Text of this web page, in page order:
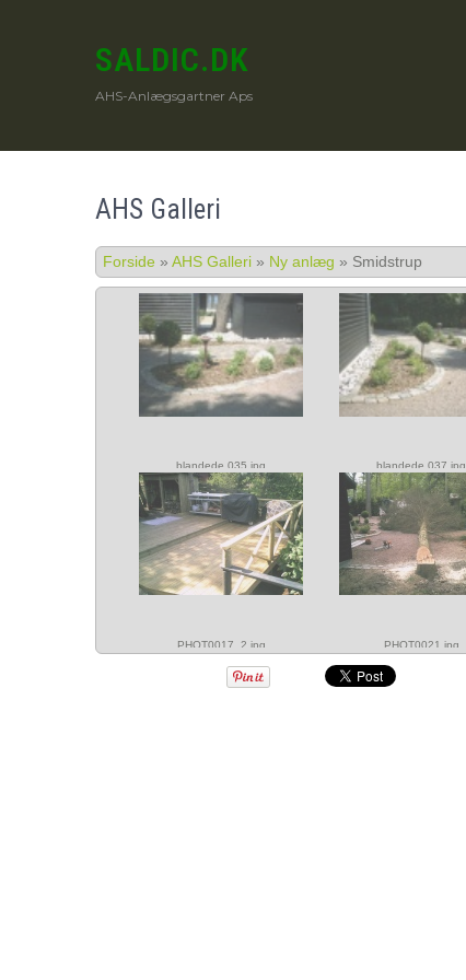
SALDIC.DK
AHS-Anlægsgartner Aps
AHS Galleri
Forside » AHS Galleri » Ny anlæg » Smidstrup
blandede 035.jpg blandede 037.jpg
PHOT0017_2.jpg PHOT0021.jpg